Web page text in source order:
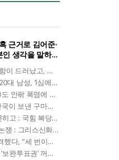
근거로 김어준·
인 생각을 말하
다뉴브강에서 제2차 세계대전 군함이 드러났고, 포항 수돗물은 갑자기 짜졌다 : 폭염·가뭄이 만든 낯선 풍경
부모 외출 틈타 여동생 성폭행한 20대 남성, 1심에서 5년형 선고 : 친족 간 '암수범죄'의 심각성
"실외기 과열, 문 닫지 마세요" 40도 안팎 폭염에 쉼 없이 도는 에어컨 : 화재 위험 경고등!
"한국산 물은 변기 물로 써라" : 한국이 보낸 구마모토 지진 구호품에 한 일본인의 '어처구니 없는' 반응
필리버스터는 밀리고 토론회는 묻히고 : 국힘 복당 원하는 한동훈, '검사 정치'의 한계만 드러내나
영화 '오디세이'에 난데없는 정치논쟁 : 그리스신화 공간에서 '트럼프 전쟁의 참혹함'이 보인다
이재명 사관학교 통합 반대를 직격했다, "세 번이나 군사 쿠데타 했는데 압도적 지위"
민주당 친석계, 전당대회 진행 중 '보완투표권' 꺼냈다 : '사후 투표 허용' 무리수에 정청래 "투표 쿠데타"